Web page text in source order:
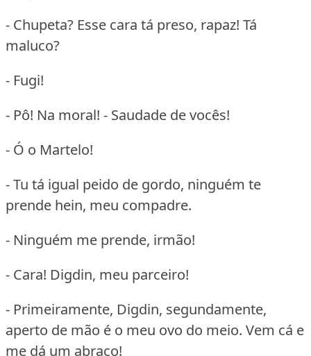
- Chupeta? Esse cara tá preso, rapaz! Tá
maluco?
- Fugi!
- Pô! Na moral! - Saudade de vocês!
- Ó o Martelo!
- Tu tá igual peido de gordo, ninguém te
prende hein, meu compadre.
- Ninguém me prende, irmão!
- Cara! Digdin, meu parceiro!
- Primeiramente, Digdin, segundamente,
aperto de mão é o meu ovo do meio. Vem cá e
me dá um abraço!